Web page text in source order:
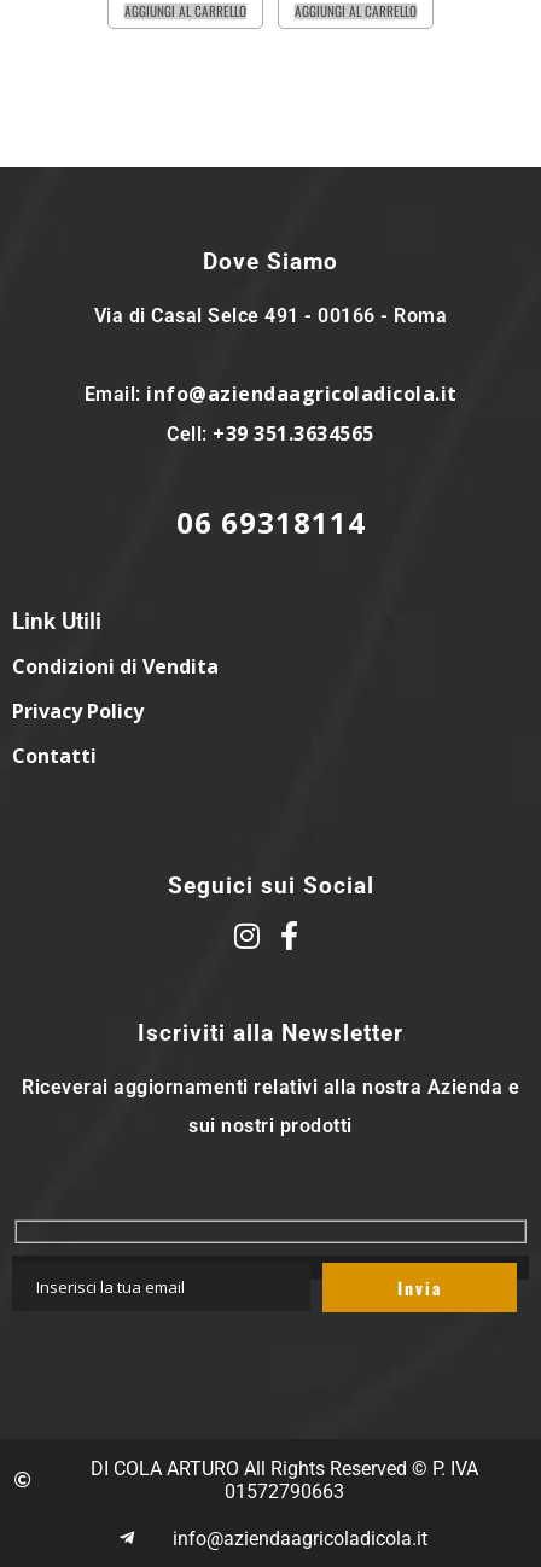
AGGIUNGI AL CARRELLO AGGIUNGI AL CARRELLO
Dove Siamo
Via di Casal Selce 491 - 00166 - Roma
Email: info@aziendaagricoladicola.it
Cell: +39 351.3634565
06 69318114
Link Utili
Condizioni di Vendita
Privacy Policy
Contatti
Seguici sui Social
Iscriviti alla Newsletter
Riceverai aggiornamenti relativi alla nostra Azienda e
sui nostri prodotti
DI COLA ARTURO All Rights Reserved © P. IVA
01572790663
info@aziendaagricoladicola.it